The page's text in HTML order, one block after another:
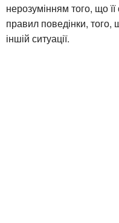
нерозумінням того, що
правил поведінки,
іншій ситуації.